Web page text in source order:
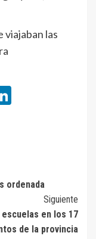
viajaban las
ordenada
Siguiente
en los 17
de la provincia